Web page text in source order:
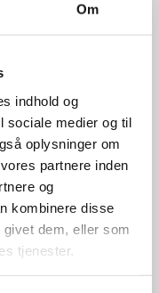
Om
indhold og
sociale medier og til
oplysninger om
partnere inden
og
kombinere disse
dem, eller som
tjenester.
og stor
vi
mest
inden for